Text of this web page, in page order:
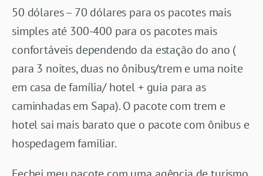
50 dólares – 70 dólares para os pacotes mais
simples até 300-400 para os pacotes mais
confortáveis dependendo da estação do ano (
para 3 noites, duas no ônibus/trem e uma noite
em casa de família/ hotel + guia para as
caminhadas em Sapa). O pacote com trem e
hotel sai mais barato que o pacote com ônibus e
hospedagem familiar.